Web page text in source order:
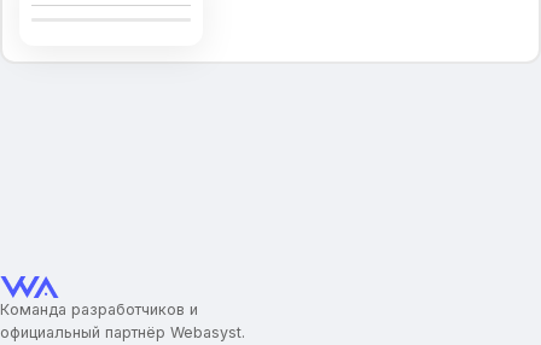
Отзывы
Команда разработчиков и
официальный партнёр Webasyst.